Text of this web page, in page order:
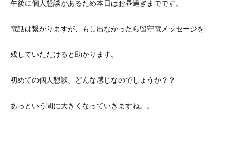
午後に個人懇談があるため本日はお昼過ぎまでです。
電話は繋がりますが、もし出なかったら留守電メッセージを
残していただけると助かります。
初めての個人懇談、どんな感じなのでしょうか？？
あっという間に大きくなっていきますね。。